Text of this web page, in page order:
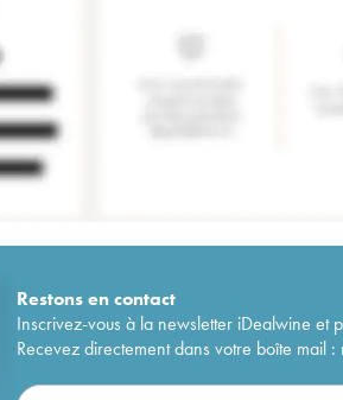
Restons encontact
Inscrivez-vous à la newsletter iDealwine et
Recevez directement dans votre boîte mail